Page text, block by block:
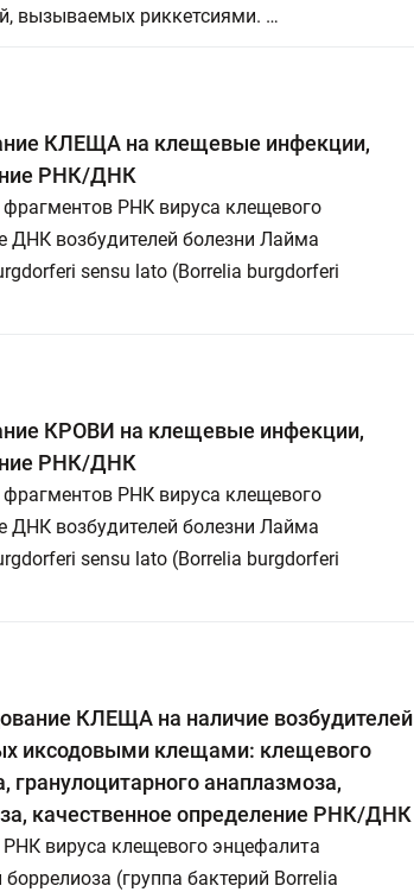
вызываемых риккетсиями. …
КЛЕЩА на клещевые инфекции,
РНК/ДНК
фрагментов РНК вируса клещевого
ДНК возбудителей болезни Лайма
sensu lato (Borrelia burgdorferi
КРОВИ на клещевые инфекции,
РНК/ДНК
фрагментов РНК вируса клещевого
ДНК возбудителей болезни Лайма
sensu lato (Borrelia burgdorferi
КЛЕЩА на наличие возбудителей
иксодовыми клещами: клещевого
гранулоцитарного анаплазмоза,
качественное определение РНК/ДНК
РНК вируса клещевого энцефалита
(группа бактерий Borrelia